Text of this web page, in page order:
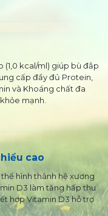
kcal/ml) giúp bù đắp
cấp đầy đủ Protein,
và Khoáng chất đa
mạnh.
cao
hình thành hệ xương
D3 làm tăng hấp thu
hợp Vitamin D3 hỗ trợ